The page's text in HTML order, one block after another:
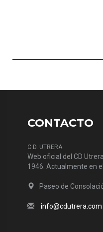
CONTACTO
C.D. UTRERA
Web oficial del CD
1946. Actualmente en el
Paseo de
info@cdutrera.com